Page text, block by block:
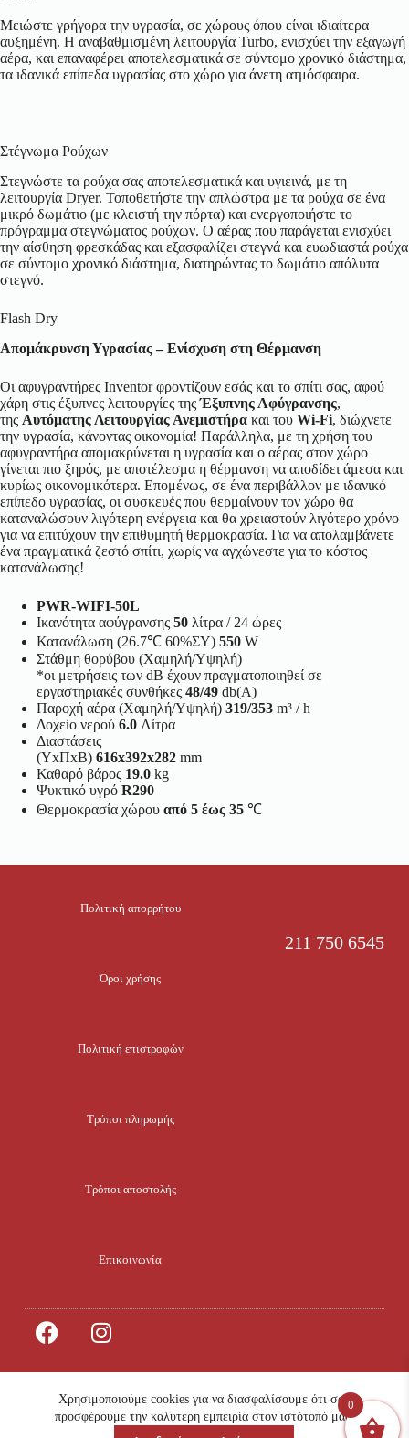
Χρησιμοποιούμε cookies για να διασφαλίσουμε ότι σας
προσφέρουμε την καλύτερη εμπειρία στον ιστότοπό μας.
Μειώστε γρήγορα την υγρασία, σε χώρους όπου είναι ιδιαίτερα
αυξημένη. Η αναβαθμισμένη λειτουργία Turbo, ενισχύει την εξαγωγή
αέρα, και επαναφέρει αποτελεσματικά σε σύντομο χρονικό διάστημα,
τα ιδανικά επίπεδα υγρασίας στο χώρο για άνετη ατμόσφαιρα.
Στέγνωμα Ρούχων
Στεγνώστε τα ρούχα σας αποτελεσματικά και υγιεινά, με τη
λειτουργία Dryer. Τοποθετήστε την απλώστρα με τα ρούχα σε ένα
μικρό δωμάτιο (με κλειστή την πόρτα) και ενεργοποιήστε το
πρόγραμμα στεγνώματος ρούχων. Ο αέρας που παράγεται ενισχύει
την αίσθηση φρεσκάδας και εξασφαλίζει στεγνά και ευωδιαστά ρούχα
σε σύντομο χρονικό διάστημα, διατηρώντας το δωμάτιο απόλυτα
στεγνό.
Flash Dry
Απομάκρυνση Υγρασίας – Ενίσχυση στη Θέρμανση
Οι αφυγραντήρες Inventor φροντίζουν εσάς και το σπίτι σας, αφού
χάρη στις έξυπνες λειτουργίες τηςΈξυπνης Αφύγρανσης,
της Αυτόματης Λειτουργίας Ανεμιστήρα και του Wi-Fi, διώχνετε
την υγρασία, κάνοντας οικονομία! Παράλληλα, με τη χρήση του
αφυγραντήρα απομακρύνεται η υγρασία και ο αέρας στον χώρο
γίνεται πιο ξηρός, με αποτέλεσμα η θέρμανση να αποδίδει άμεσα και
κυρίως οικονομικότερα. Επομένως, σε ένα περιβάλλον με ιδανικό
επίπεδο υγρασίας, οι συσκευές που θερμαίνουν τον χώρο θα
καταναλώσουν λιγότερη ενέργεια και θα χρειαστούν λιγότερο χρόνο
για να επιτύχουν την επιθυμητή θερμοκρασία. Για να απολαμβάνετε
ένα πραγματικά ζεστό σπίτι, χωρίς να αγχώνεστε για το κόστος
κατανάλωσης!
PWR-WIFI-50L
Ικανότητα αφύγρανσης 50 λίτρα / 24 ώρες
Κατανάλωση (26.7℃ 60%ΣΥ) 550 W
Στάθμη θορύβου (Χαμηλή/Υψηλή)
*οι μετρήσεις των dB έχουν πραγματοποιηθεί σε
εργαστηριακές συνθήκες 48/49 db(A)
Παροχή αέρα (Χαμηλή/Υψηλή) 319/353 m³ / h
Δοχείο νερού 6.0 Λίτρα
Διαστάσεις
(ΥxΠxΒ) 616x392x282 mm
Καθαρό βάρος 19.0 kg
Ψυκτικό υγρό R290
Θερμοκρασία χώρου από 5 έως 35 ℃
Πολιτική απορρήτου
Όροι χρήσης
Πολιτική επιστροφών
Τρόποι πληρωμής
Τρόποι αποστολής
Επικοινωνία
211 750 6545
© 2023 All rights
Reserved. Design by
info@mikroklima.gr
0